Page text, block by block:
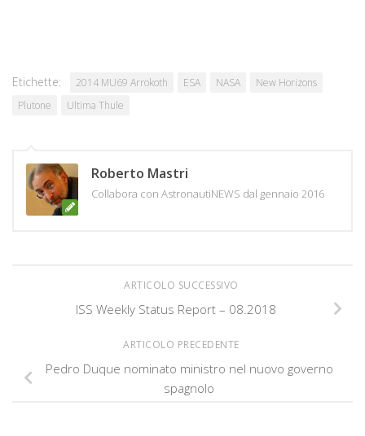
Etichette: 2014 MU69 Arrokoth ESA NASA
New Horizons
Plutone
Ultima Thule
Roberto Mastri
Collabora con AstronautiNEWS dal gennaio 2016
ARTICOLO SUCCESSIVO
ISS Weekly Status Report – 08.2018
ARTICOLO PRECEDENTE
Pedro Duque nominato ministro nel nuovo governo
spagnolo